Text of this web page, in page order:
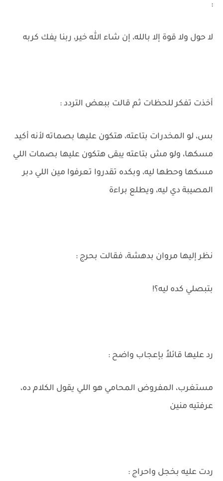
:
لا حول ولا قوة إلا بالله، إن شاء الله خير، ربنا يفك كربه
أخذت تفكر للحظات ثم قالت ببعض التردد :
بس، لو المخدرات بتاعته، هتكون عليها بصماته لأنه أكيد
مسكها، ولو مش بتاعته يبقى هتكون عليها بصمات اللي
مسكها وحطها ليه، وبكده تقدروا تعرفوا مين اللي دبر
المصيبة دي ليه، ويطلع براءة
نظر إليها مروان بدهشة، فقالت بحرج :
بتبصلي كده ليه؟!
رد عليها قائلاً بإعجاب واضح :
مستغرب، المفروض المحامي هو اللي يقول الكلام ده،
عرفتيه منين
ردت عليه بخجل واحراج :